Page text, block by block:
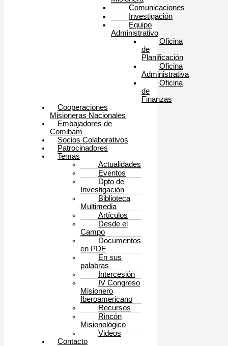
Comunicaciones
Investigación
Equipo
Administrativo
Oficina
de
Planificación
Oficina
Administrativa
Oficina
de
Finanzas
Cooperaciones
Misioneras Nacionales
Embajadores de
Comibam
Socios Colaborativos
Patrocinadores
Temas
Actualidades
Eventos
Dpto de
Investigación
Biblioteca
Multimedia
Artículos
Desde el
Campo
Documentos
en PDF
En sus
palabras
Intercesión
IV Congreso
Misionero
Iberoamericano
Recursos
Rincón
Misionológico
Videos
Contacto